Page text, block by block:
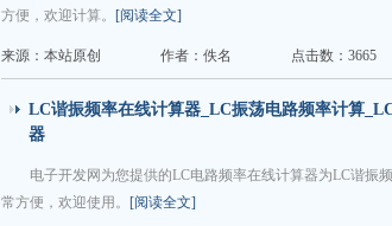
方便，欢迎计算。 [阅读全文]
来源：本站原创 作者：佚名 点击数：3665
LC谐振频率在线计算器_LC振荡电路频率计算
器
电子开发网为您提供的LC电路频率在线计算器为LC谐振
常方便，欢迎使用。 [阅读全文]